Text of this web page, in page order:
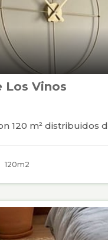
Los Vinos
120 m² distribuidos
120m2